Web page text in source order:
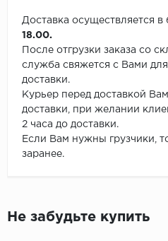
Доставка осуществляется в
18.00.
После отгрузки заказа со
служба свяжется с Вами для
доставки.
Курьер перед доставкой
доставки, при желании
2 часа до доставки.
Если Вам нужны грузчики,
заранее.
Не забудьте купить